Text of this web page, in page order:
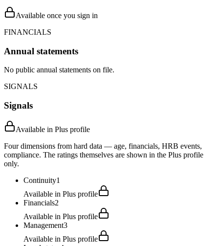
Available once you sign in
FINANCIALS
Annual statements
No public annual statements on file.
SIGNALS
Signals
Available in Plus profile
Four dimensions from hard data — age, financials, HRB events,
compliance. The ratings themselves are shown in the Plus profile
only.
Continuity1
Available in Plus profile
Financials2
Available in Plus profile
Management3
Available in Plus profile